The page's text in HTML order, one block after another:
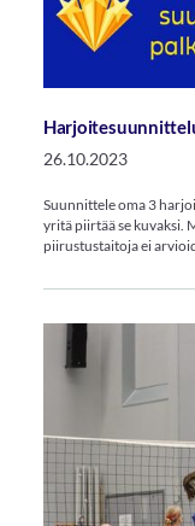
26.10.2023
Suunnittele oma 3
yritä piirtää se kuvaksi.
piirustustaitoja ei